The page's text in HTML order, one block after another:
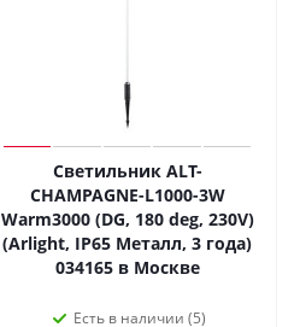
Светильник ALT-
CHAMPAGNE-L1000-3W
Warm3000 (DG, 180 deg, 230V)
(Arlight, IP65 Металл, 3 года)
034165 в Москве
Есть в наличии (5)